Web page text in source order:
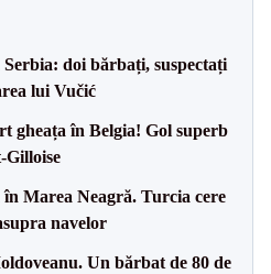
doi bărbați, suspectați
lui Vučić
gheața în Belgia! Gol superb
Gilloise
Marea Neagră. Turcia cere
navelor
Un bărbat de 80 de